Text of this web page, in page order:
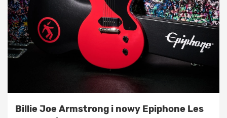
Billie Joe Armstrong i nowy Epiphone Les